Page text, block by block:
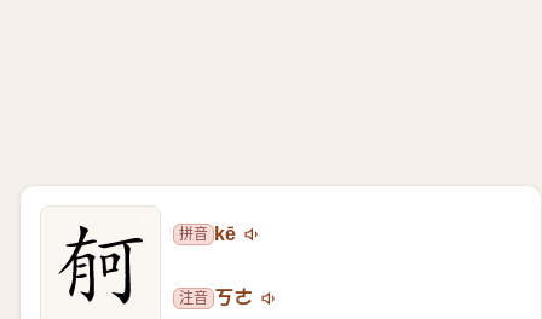
拼音 kē
注音 ㄎㄜ